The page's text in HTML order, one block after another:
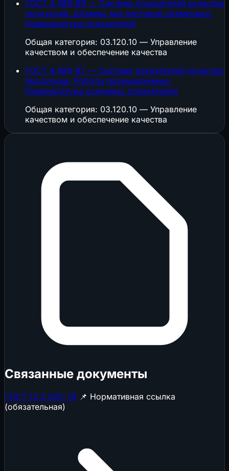
ГОСТ 4.488-89 — Система показателей качества
продукции. Штампы для листовой штамповки.
Номенклатура показателей
Общая категория: 03.120.10 — Управление
качеством и обеспечение качества
ГОСТ 4.480-87 — Система показателей качества
продукции. Роботы промышленные.
Номенклатура основных показателей
Общая категория: 03.120.10 — Управление
качеством и обеспечение качества
Связанные документы
ГОСТ 12.2.025-76 📌 Нормативная ссылка
(обязательная)